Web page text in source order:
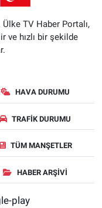
TV Haber Portalı,
ve hızlı bir şekilde
HAVA DURUMU
TRAFIK DURUMU
TÜM MANŞETLER
HABER ARŞIVI